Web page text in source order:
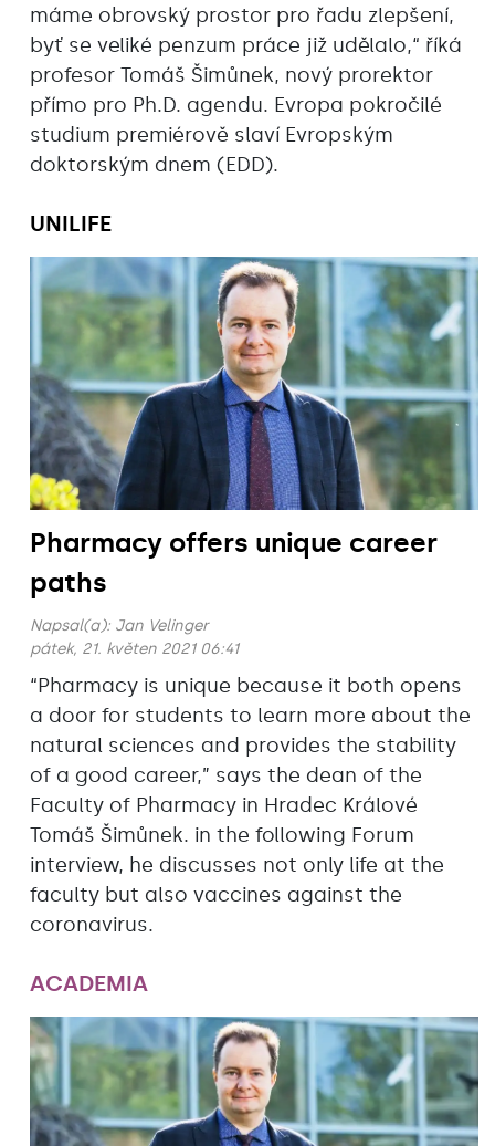
máme obrovský prostor pro řadu zlepšení,
byť se veliké penzum práce již udělalo,“ říká
profesor Tomáš Šimůnek, nový prorektor
přímo pro Ph.D. agendu. Evropa pokročilé
studium premiérově slaví Evropským
doktorským dnem (EDD).
UNILIFE
Pharmacy offers unique career
paths
Napsal(a): Jan Velinger
pátek, 21. květen 2021 06:41
“Pharmacy is unique because it both opens
a door for students to learn more about the
natural sciences and provides the stability
of a good career,” says the dean of the
Faculty of Pharmacy in Hradec Králové
Tomáš Šimůnek. in the following Forum
interview, he discusses not only life at the
faculty but also vaccines against the
coronavirus.
ACADEMIA